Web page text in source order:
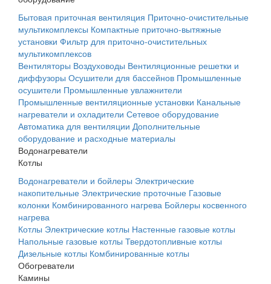
Бытовая приточная вентиляция Приточно-очистительные
мультикомплексы Компактные приточно-вытяжные
установки Фильтр для приточно-очистительных
мультикомплексов
Вентиляторы Воздуховоды Вентиляционные решетки и
диффузоры Осушители для бассейнов Промышленные
осушители Промышленные увлажнители
Промышленные вентиляционные установки Канальные
нагреватели и охладители Сетевое оборудование
Автоматика для вентиляции Дополнительные
оборудование и расходные материалы
Водонагреватели
Котлы
Водонагреватели и бойлеры Электрические
накопительные Электрические проточные Газовые
колонки Комбинированного нагрева Бойлеры косвенного
нагрева
Котлы Электрические котлы Настенные газовые котлы
Напольные газовые котлы Твердотопливные котлы
Дизельные котлы Комбинированные котлы
Обогреватели
Камины